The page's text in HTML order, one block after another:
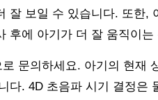
잘 보일 수 있습니다. 또한,
후에 아기가 더 잘 움직이는
문의하세요. 아기의 현재
다. 4D 초음파 시기 결정은